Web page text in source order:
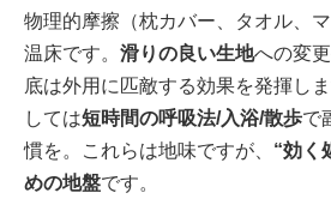
物理的摩擦（枕カバー、タオル、
温床です。 滑りの良い生地への変更
底は外用に匹敵する効果を発揮し
しては短時間の呼吸法/入浴/散歩で
慣を。これらは地味ですが、 “効く
めの地盤です。